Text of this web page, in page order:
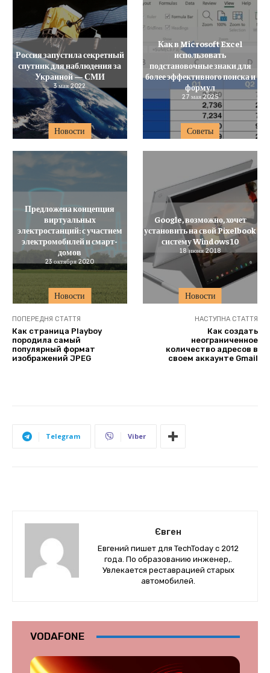
Новости
Россия запустила секретный
спутник для наблюдения за
Украиной — СМИ
3 мая 2022
Советы
Как в Microsoft Excel
использовать
подстановочные знаки для
более эффективного поиска и
формул
27 мая 2025
Новости
Предложена концепция
виртуальных
электростанций: с участием
электромобилей и смарт-
домов
23 октября 2020
Новости
Google, возможно, хочет
установить на свой Pixelbook
систему Windows 10
18 июня 2018
ПОПЕРЕДНЯ СТАТТЯ
Как страница Playboy
породила самый
популярный формат
изображений JPEG
НАСТУПНА СТАТТЯ
Как создать
неограниченное
количество адресов в
своем аккаунте Gmail
Telegram Viber
Євген
Евгений пишет для TechToday с 2012
года. По образованию инженер,.
Увлекается реставрацией старых
автомобилей.
VODAFONE